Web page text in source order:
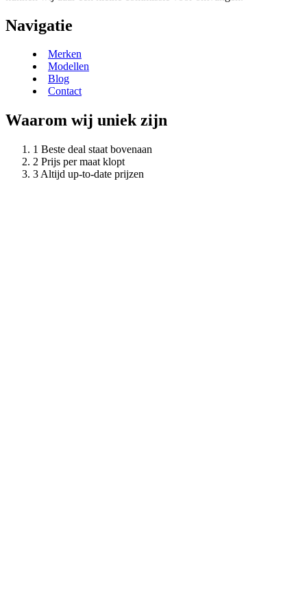
Navigatie
Merken
Modellen
Blog
Contact
Waarom wij uniek zijn
Beste deal staat bovenaan
Prijs per maat klopt
Altijd up-to-date prijzen